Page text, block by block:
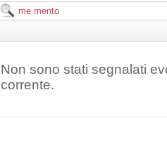
Non sono stati segnalati
corrente.